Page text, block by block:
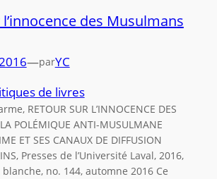
des Musulmans
—parYC
de livres
RETOUR SUR L’INNOCENCE DES
POLÉMIQUE ANTI-MUSULMANE
ET SES CANAUX DE DIFFUSION
Presses de l’Université Laval, 2016,
no. 144, automne 2016 Ce